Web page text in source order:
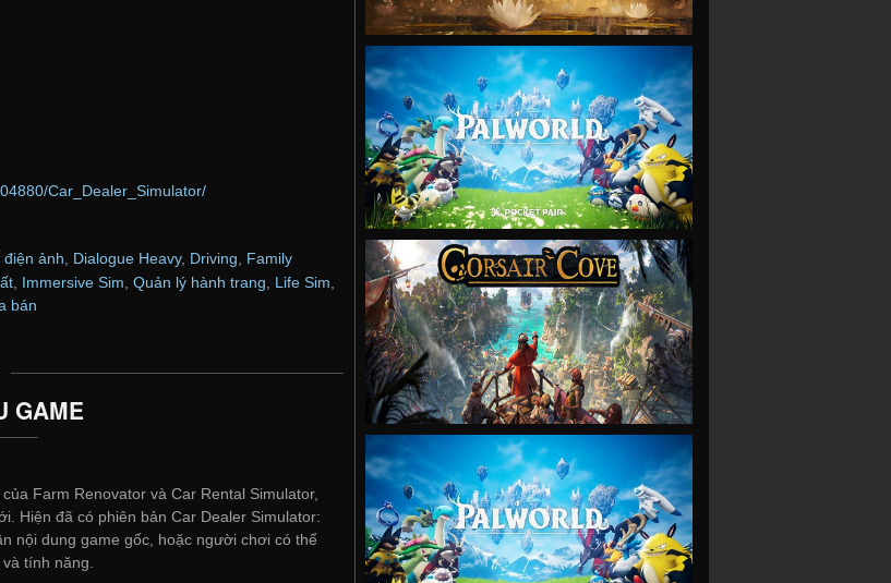
Car_Dealer_Simulator/
ảnh, Dialogue Heavy, Driving, Family
Immersive Sim Quản lý hành trang Life Sim
bán
GAME
Farm Renovator và Car Rental Simulator,
Hiện đã có phiên bản Car Dealer Simulator:
nội dung game gốc, hoặc người chơi có thể
tính năng.
VIEW
VIEW
VIEW